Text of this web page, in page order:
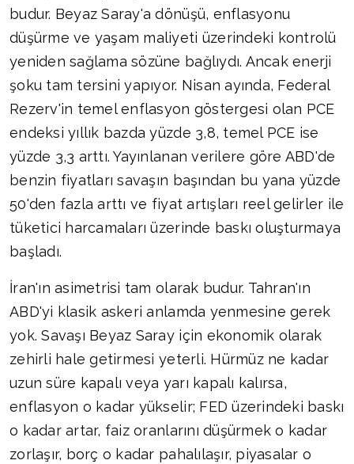
budur. Beyaz Saray'a dönüşü, enflasyonu
düşürme ve yaşam maliyeti üzerindeki kontrolü
yeniden sağlama sözüne bağlıydı. Ancak enerji
şoku tam tersini yapıyor. Nisan ayında, Federal
Rezerv'in temel enflasyon göstergesi olan PCE
endeksi yıllık bazda yüzde 3,8, temel PCE ise
yüzde 3,3 arttı. Yayınlanan verilere göre ABD'de
benzin fiyatları savaşın başından bu yana yüzde
50'den fazla arttı ve fiyat artışları reel gelirler ile
tüketici harcamaları üzerinde baskı oluşturmaya
başladı.
İran'ın asimetrisi tam olarak budur. Tahran'ın
ABD'yi klasik askeri anlamda yenmesine gerek
yok. Savaşı Beyaz Saray için ekonomik olarak
zehirli hale getirmesi yeterli. Hürmüz ne kadar
uzun süre kapalı veya yarı kapalı kalırsa,
enflasyon o kadar yükselir; FED üzerindeki baskı
o kadar artar, faiz oranlarını düşürmek o kadar
zorlaşır, borç o kadar pahalılaşır, piyasalar o